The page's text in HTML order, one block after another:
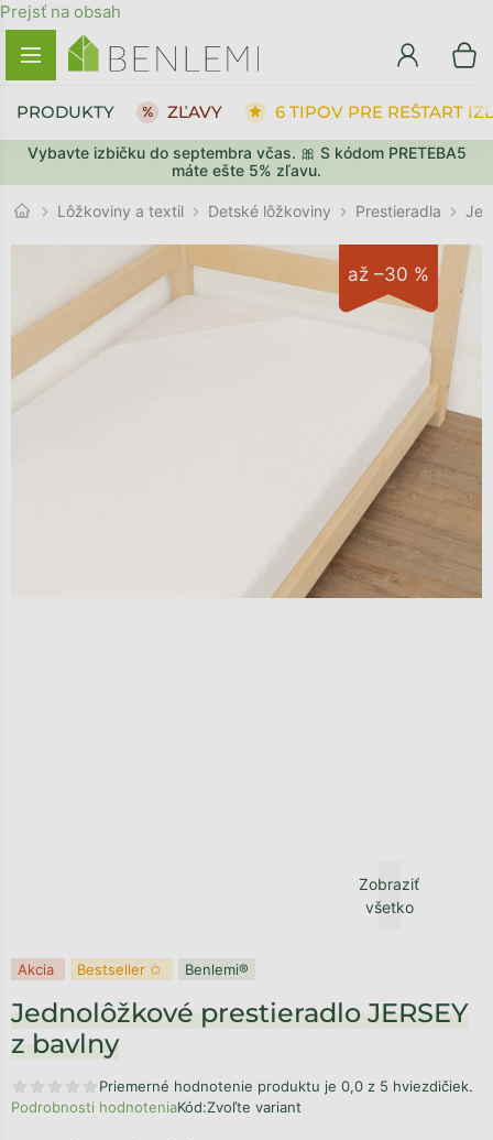
Prejsť na obsah
Vybavte izbičku do septembra včas. 🎀 S kódom PRETEBA5
máte ešte 5% zľavu.
PRODUKTY ZĽAVY 6 TIPOV PRE REŠTART
Lôžkoviny a textil Detské lôžkoviny Prestieradla
až –30 %
Zobraziť
všetko
Akcia Bestseller ✩ Benlemi®
Jednolôžkové prestieradlo JERSEY
z bavlny
Priemerné hodnotenie produktu je 0,0 z 5 hviezdičiek.
Podrobnosti hodnoteniaKód:Zvoľte variant
SPÄŤ DO OBCHODU PREJSŤ DO KOŠÍKA
SPÄŤ DO OBCHODU PREJSŤ DO KOŠÍKA